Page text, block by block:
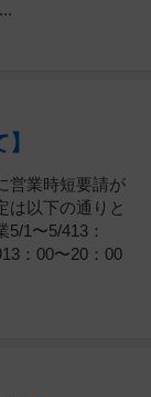
営業時短要請が
は以下の通りと
1〜5/413：
：00〜20：00